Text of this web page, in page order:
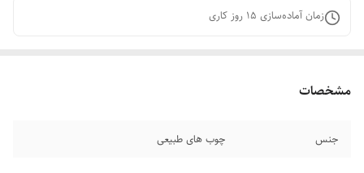
زمان آماده‌سازی 15 روز کاری
مشخصات
جنس چوب های طبیعی